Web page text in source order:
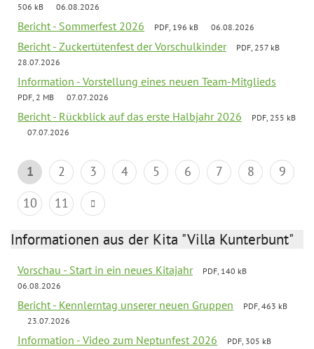
506 kB
06.08.2026
Bericht - Sommerfest 2026 PDF, 196 kB 06.08.2026
Bericht - Zuckertütenfest der Vorschulkinder
PDF, 257 kB
28.07.2026
Information - Vorstellung eines neuen Team-Mitglieds
PDF, 2 MB 07.07.2026
Bericht - Rückblick auf das erste Halbjahr 2026
PDF, 255 kB
07.07.2026
1 2 3 4 5 6 7 8
9
10
11
Informationen aus der Kita "Villa Kunterbunt"
Vorschau - Start in ein neues Kitajahr
PDF, 140 kB
06.08.2026
Bericht - Kennlerntag unserer neuen Gruppen
PDF, 463 kB
23.07.2026
Information - Video zum Neptunfest 2026 PDF, 305 kB